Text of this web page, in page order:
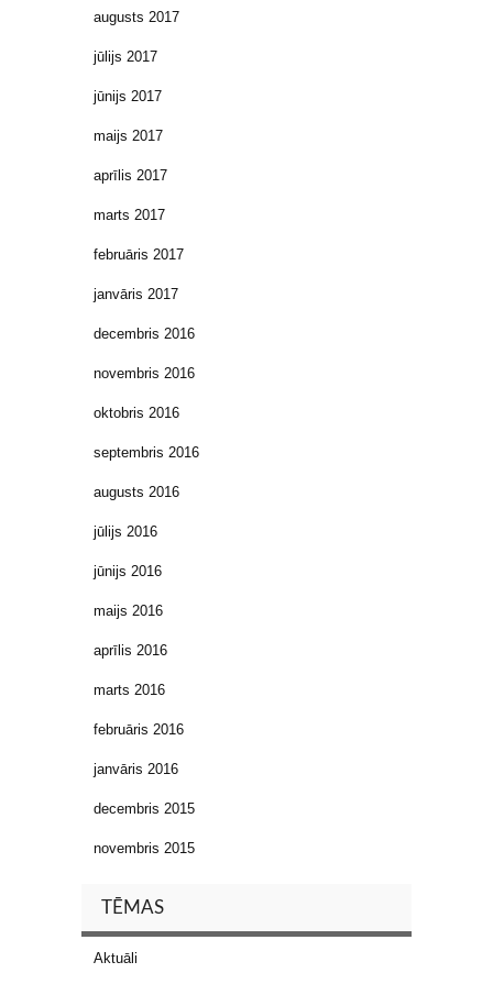
augusts 2017
jūlijs 2017
jūnijs 2017
maijs 2017
aprīlis 2017
marts 2017
februāris 2017
janvāris 2017
decembris 2016
novembris 2016
oktobris 2016
septembris 2016
augusts 2016
jūlijs 2016
jūnijs 2016
maijs 2016
aprīlis 2016
marts 2016
februāris 2016
janvāris 2016
decembris 2015
novembris 2015
TĒMAS
Aktuāli